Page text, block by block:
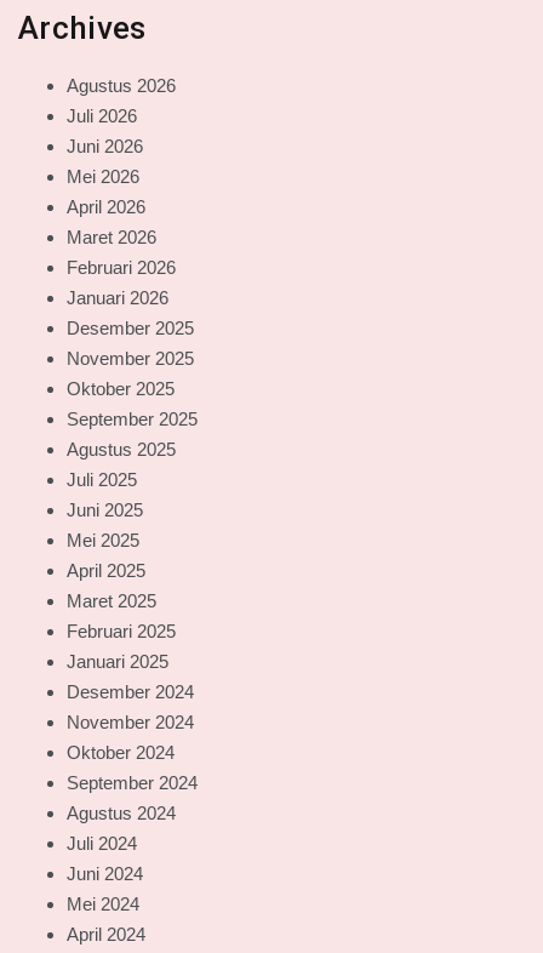
Archives
Agustus 2026
Juli 2026
Juni 2026
Mei 2026
April 2026
Maret 2026
Februari 2026
Januari 2026
Desember 2025
November 2025
Oktober 2025
September 2025
Agustus 2025
Juli 2025
Juni 2025
Mei 2025
April 2025
Maret 2025
Februari 2025
Januari 2025
Desember 2024
November 2024
Oktober 2024
September 2024
Agustus 2024
Juli 2024
Juni 2024
Mei 2024
April 2024